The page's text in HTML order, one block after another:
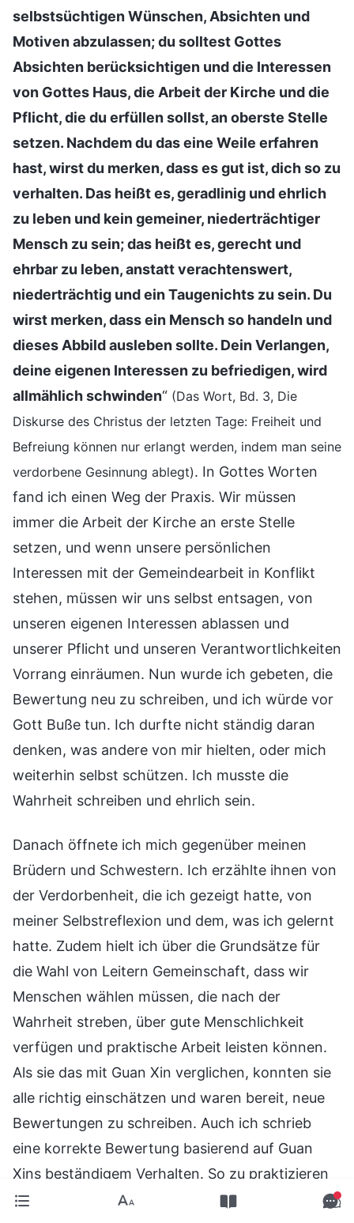
selbstsüchtigen Wünschen, Absichten und
Motiven abzulassen; du solltest Gottes
Absichten berücksichtigen und die Interessen
von Gottes Haus, die Arbeit der Kirche und die
Pflicht, die du erfüllen sollst, an oberste Stelle
setzen. Nachdem du das eine Weile erfahren
hast, wirst du merken, dass es gut ist, dich so zu
verhalten. Das heißt es, geradlinig und ehrlich
zu leben und kein gemeiner, niederträchtiger
Mensch zu sein; das heißt es, gerecht und
ehrbar zu leben, anstatt verachtenswert,
niederträchtig und ein Taugenichts zu sein. Du
wirst merken, dass ein Mensch so handeln und
dieses Abbild ausleben sollte. Dein Verlangen,
deine eigenen Interessen zu befriedigen, wird
allmählich schwinden“ (Das Wort, Bd. 3, Die
Diskurse des Christus der letzten Tage: Freiheit und
Befreiung können nur erlangt werden, indem man seine
verdorbene Gesinnung ablegt). In Gottes Worten
fand ich einen Weg der Praxis. Wir müssen
immer die Arbeit der Kirche an erste Stelle
setzen, und wenn unsere persönlichen
Interessen mit der Gemeindearbeit in Konflikt
stehen, müssen wir uns selbst entsagen, von
unseren eigenen Interessen ablassen und
unserer Pflicht und unseren Verantwortlichkeiten
Vorrang einräumen. Nun wurde ich gebeten, die
Bewertung neu zu schreiben, und ich würde vor
Gott Buße tun. Ich durfte nicht ständig daran
denken, was andere von mir hielten, oder mich
weiterhin selbst schützen. Ich musste die
Wahrheit schreiben und ehrlich sein.
Danach öffnete ich mich gegenüber meinen
Brüdern und Schwestern. Ich erzählte ihnen von
der Verdorbenheit, die ich gezeigt hatte, von
meiner Selbstreflexion und dem, was ich gelernt
hatte. Zudem hielt ich über die Grundsätze für
die Wahl von Leitern Gemeinschaft, dass wir
Menschen wählen müssen, die nach der
Wahrheit streben, über gute Menschlichkeit
verfügen und praktische Arbeit leisten können.
Als sie das mit Guan Xin verglichen, konnten sie
alle richtig einschätzen und waren bereit, neue
Bewertungen zu schreiben. Auch ich schrieb
eine korrekte Bewertung basierend auf Guan
Xins beständigem Verhalten. So zu praktizieren
brachte mir inneren Frieden.